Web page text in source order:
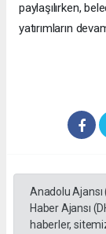
paylaşılırken,
yatırımların
Anadolu Ajansı
Haber Ajansı
haberler,